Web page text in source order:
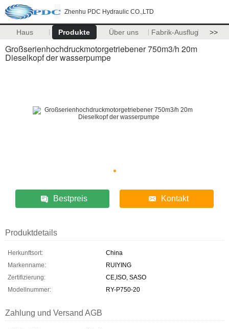
Zhenhu PDC Hydraulic CO.,LTD
Haus Produkte Über uns Fabrik-Ausflug >>
Großserienhochdruckmotorgetriebener 750m3/h 20m
Dieselkopf der wasserpumpe
Bestpreis Kontakt
Produktdetails
Herkunftsort:
China
Markenname:
RUIYING
Zertifizierung:
CE,ISO, SASO
Modellnummer:
RY-P750-20
Zahlung und Versand AGB